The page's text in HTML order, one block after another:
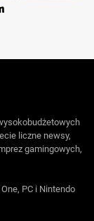
liczne newsy,
gamingowych,
PC i Nintendo